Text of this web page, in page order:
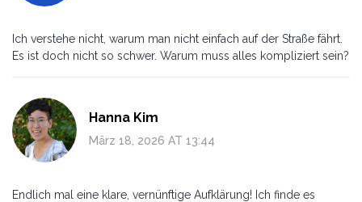
Ich verstehe nicht, warum man nicht einfach auf der Straße fährt.
Es ist doch nicht so schwer. Warum muss alles kompliziert sein?
Hanna Kim
März 18, 2026 AT 13:44
Endlich mal eine klare, vernünftige Aufklärung! Ich finde es